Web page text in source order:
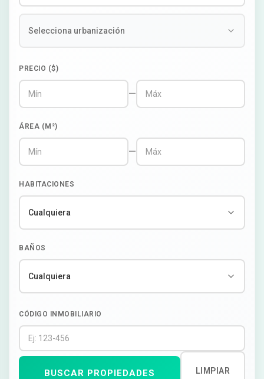
PRECIO ($)
—
ÁREA (M²)
—
HABITACIONES
BAÑOS
CÓDIGO INMOBILIARIO
BUSCAR PROPIEDADES LIMPIAR